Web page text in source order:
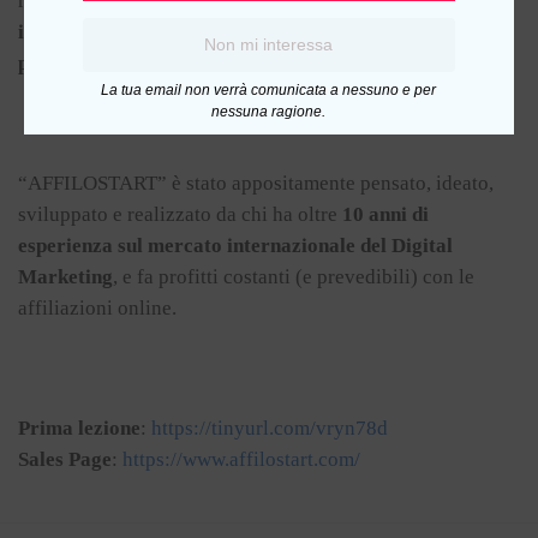
imbranato… “AFFILOSTART” potrà portarti al
profitto
“AFFILOSTART” è stato appositamente pensato, ideato,
sviluppato e realizzato da chi ha oltre 10 anni di
esperienza sul mercato internazionale del Digital
Marketing, e fa profitti costanti (e prevedibili) con le
affiliazioni online.
Prima lezione: https://tinyurl.com/vryn78d
Sales Page: https://www.affilostart.com/
Non mi interessa
La tua email non verrà comunicata a nessuno e per
nessuna ragione.